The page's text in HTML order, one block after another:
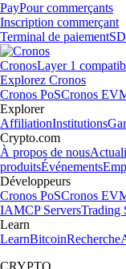
PayPour commerçants
Inscription commerçant
Terminal de paiement
CronosLayer 1
Explorez Cronos
Cronos PoSCronos
Explorer
AffiliationInstitutions
Crypto.com
À propos de nous
produitsÉvénements
Développeurs
Cronos PoSCronos
IAMCP ServersTrading
Learn
LearnBitcoinRecherche
CRYPTO